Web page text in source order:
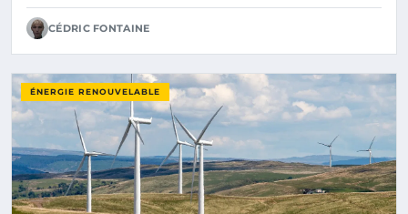
CÉDRIC FONTAINE
ÉNERGIE RENOUVELABLE